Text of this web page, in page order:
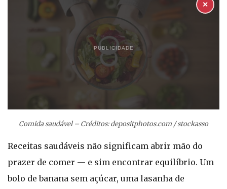
PUBLICIDADE
✕
Comida saudável – Créditos: depositphotos.com / stockasso
Receitas saudáveis não significam abrir mão do
prazer de comer — e sim encontrar equilíbrio. Um
bolo de banana sem açúcar, uma lasanha de